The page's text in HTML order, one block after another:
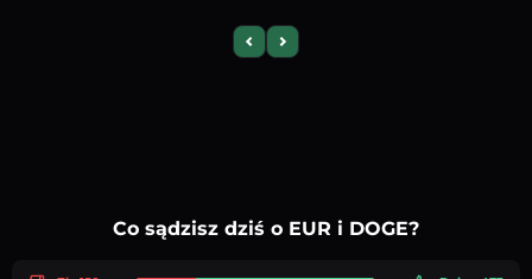
Previous slide
Next slide
Co sądzisz dziś o EUR i DOGE?